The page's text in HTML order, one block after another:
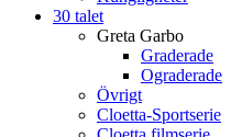
30 talet
Greta Garbo
Graderade
Ograderade
Övrigt
Cloetta-Sportserie